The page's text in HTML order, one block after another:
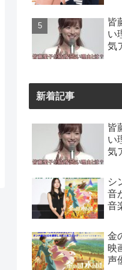
皆
い
気
新着記事
皆
い
気
シ
音
音
金
映
声